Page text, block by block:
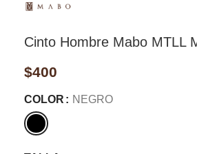
Cinto Hombre Mabo MTLL
$400
COLOR NEGRO